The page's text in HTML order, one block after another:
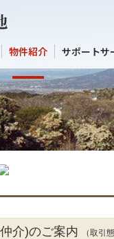
物件紹介 サポートサ
介)のご案内 （取引